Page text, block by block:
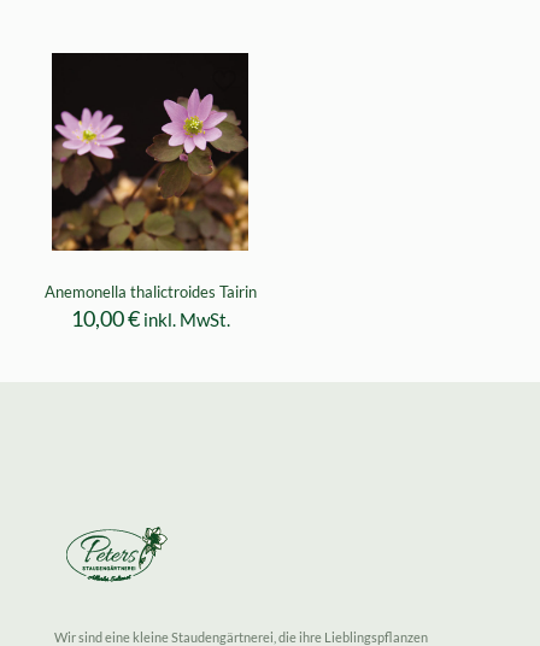
Anemonella thalictroides Tairin
10,00€ inkl. MwSt.
Wir sind eine kleine Staudengärtnerei, die ihre Lieblingspflanzen